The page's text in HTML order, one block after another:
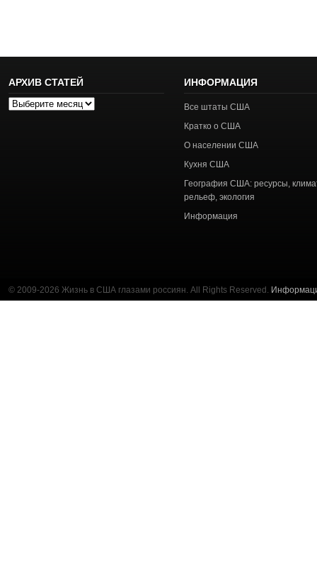
АРХИВ СТАТЕЙ
Архив
ИНФОРМАЦИЯ
Все штаты США
Кратко о США
О населении США
Кухня США
География США: ресурсы,
рельеф, экология
Информация
© 2009-2026 Жизнь в США глазами россиян. All Rights Reserved.